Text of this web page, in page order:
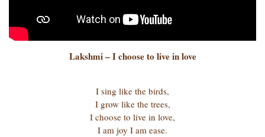
Lakshmi – I choose to live in love
I sing like the birds,
I grow like the trees,
I choose to live in love,
I am joy I am ease.